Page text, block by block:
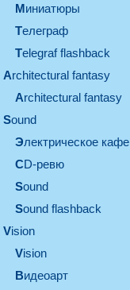
миниатюры
телеграф
Telegraf flashback
architectural fantasy
architectural fantasy
sound
электрическое кафе
CD-ревю
sound
Sound flashback
vision
vision
видеоарт